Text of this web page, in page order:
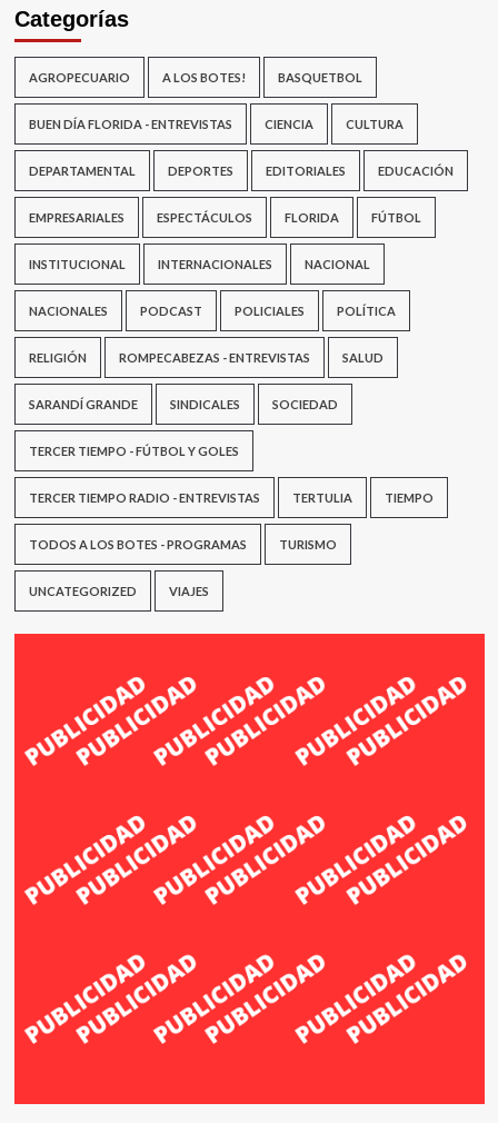
Categorías
AGROPECUARIO A LOS BOTES! BASQUETBOL
BUEN DÍA FLORIDA - ENTREVISTAS CIENCIA CULTURA
DEPARTAMENTAL DEPORTES EDITORIALES EDUCACIÓN
EMPRESARIALES ESPECTÁCULOS FLORIDA FÚTBOL
INSTITUCIONAL INTERNACIONALES NACIONAL
NACIONALES PODCAST POLICIALES POLÍTICA
RELIGIÓN ROMPECABEZAS - ENTREVISTAS SALUD
SARANDÍ GRANDE SINDICALES SOCIEDAD
TERCER TIEMPO - FÚTBOL Y GOLES
TERCER TIEMPO RADIO - ENTREVISTAS TERTULIA TIEMPO
TODOS A LOS BOTES - PROGRAMAS TURISMO
UNCATEGORIZED VIAJES